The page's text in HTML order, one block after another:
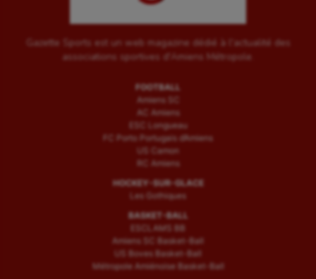
Gazette Sports est un web magazine dédié à l'actualité des
associations sportives d'Amiens Métropole.
FOOTBALL
Amiens SC
AC Amiens
ESC Longueau
FC Porto Portugais d’Amiens
US Camon
RC Amiens
HOCKEY-SUR-GLACE
Les Gothiques
BASKET-BALL
ESCLAMS BB
Amiens SC Basket-Ball
US Boves Basket-Ball
Métropole Amiénoise Basket-Ball